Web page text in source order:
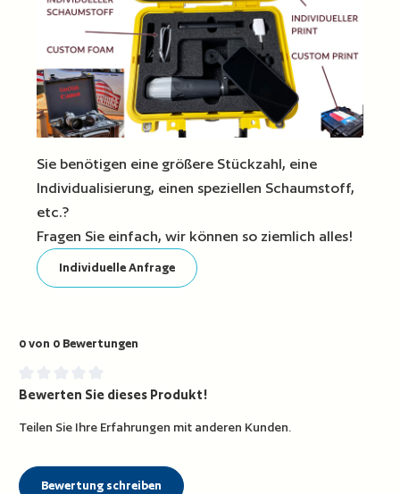
Sie benötigen eine größere Stückzahl, eine
Individualisierung, einen speziellen Schaumstoff,
etc.?
Fragen Sie einfach, wir können so ziemlich alles!
Individuelle Anfrage
0 von 0 Bewertungen
Durchschnittliche Bewertung von 0 von 5 Sternen
Bewerten Sie dieses Produkt!
Teilen Sie Ihre Erfahrungen mit anderen Kunden.
Bewertung schreiben